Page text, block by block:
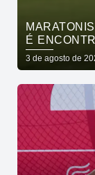
É
3 de agosto de